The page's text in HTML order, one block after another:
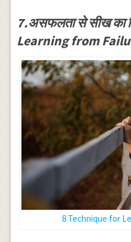
7.असफलता से सीख का
Learning from
8 Technique for